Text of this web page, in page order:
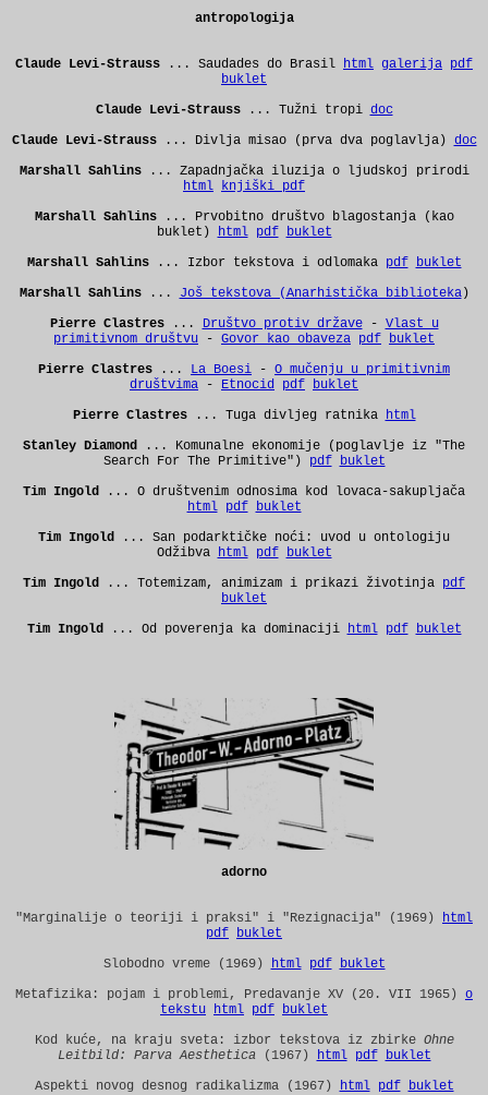
antropologija
Claude Levi-Strauss ... Saudades do Brasil html galerija pdf
buklet
Claude Levi-Strauss... Tužni tropi doc
Claude Levi-Strauss... Divlja misao (prva dva poglavlja) doc
Marshall Sahlins
... Zapadnjačka iluzija o ljudskoj prirodi
html knjiški pdf
Marshall Sahlins
... Prvobitno društvo blagostanja(kao
buklet)
html pdf
buklet
Marshall Sahlins
... Izbor tekstova i odlomaka pdf
buklet
Marshall Sahlins
... Još tekstova (Anarhistička biblioteka)
Pierre Clastres... Društvo protiv države- Vlast u
primitivnom društvu - Govor kao obaveza pdf buklet
Pierre Clastres ... La Boesi - O mučenju u primitivnim
društvima - Etnocid pdf buklet
Pierre Clastres... Tuga divljeg ratnika html
Stanley Diamond ... Komunalne ekonomije (poglavlje iz "The
Search For The Primitive")
pdf
buklet
Tim Ingold
... O društvenim odnosima kod lovaca-sakupljača
html
pdf
buklet
Tim Ingold
... San podarktičke noći: uvod u ontologiju
Odžibva html pdf
buklet
Tim Ingold
... Totemizam, animizam i prikazi životinja pdf
buklet
Tim Ingold
... Od poverenja ka dominaciji html pdf buklet
adorno
"Marginalije o teoriji i praksi" i "Rezignacija" (1969)
html
pdf buklet
Slobodno vreme (1969)
html pdf
buklet
Metafizika: pojam i problemi, Predavanje XV (20. VII 1965) o
tekstu html pdf buklet
Kod kuće, na kraju sveta: izbor tekstova iz zbirke Ohne
Leitbild: Parva Aesthetica(1967) html pdf
buklet
Aspekti novog desnog radikalizma (1967)
html pdf
buklet